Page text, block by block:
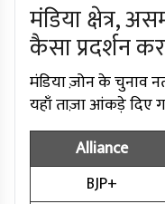
मंडिया क्षेत्र,
कैसा प्रदर्शन
मंडिया ज़ोन के चुनाव
यहाँ ताज़ा आंकड़े दिए
Alliance
BJP+